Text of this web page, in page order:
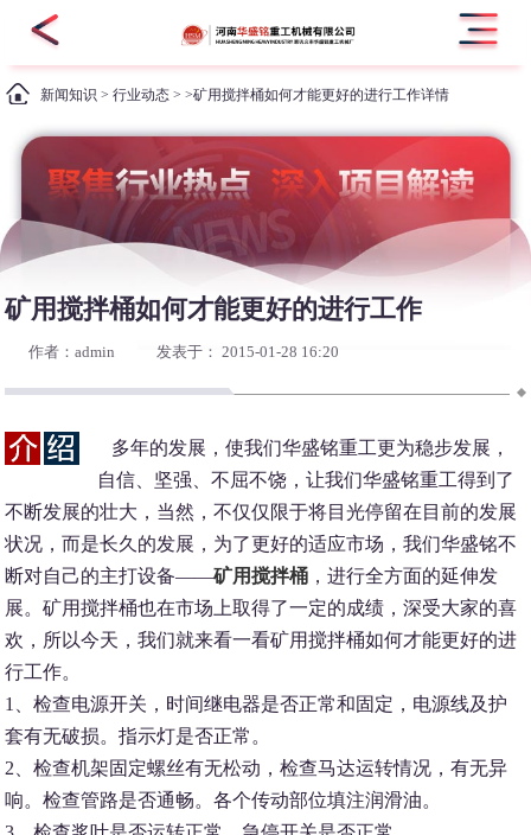
新闻知识 >行业动态 > >矿用搅拌桶如何才能更好的进行工作详情
矿用搅拌桶如何才能更好的进行工作
作者：admin 发表于： 2015-01-28 16:20
多年的发展，使我们华盛铭重工更为稳步发展，
自信、坚强、不屈不饶，让我们华盛铭重工得到了
不断发展的壮大，当然，不仅仅限于将目光停留在目前的发展
状况，而是长久的发展，为了更好的适应市场，我们华盛铭不
断对自己的主打设备——矿用搅拌桶 ，进行全方面的延伸发
展。矿用搅拌桶也在市场上取得了一定的成绩，深受大家的喜
欢，所以今天，我们就来看一看矿用搅拌桶如何才能更好的进
行工作。
1、检查电源开关，时间继电器是否正常和固定，电源线及护
套有无破损。指示灯是否正常。
2、检查机架固定螺丝有无松动，检查马达运转情况，有无异
响。检查管路是否通畅。各个传动部位填注润滑油。